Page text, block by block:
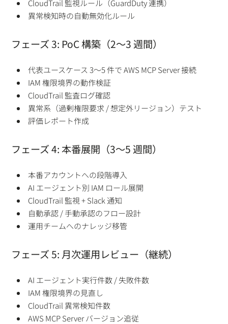
CloudTrail 監視ルール（GuardDuty 連携）
異常検知時の自動無効化ルール
フェーズ 3: PoC 構築（2〜3 週間）
代表ユースケース 3〜5 件で AWS MCP Server 接続
IAM 権限境界の動作検証
CloudTrail 監査ログ確認
異常系（過剰権限要求 / 想定外リージョン）テスト
評価レポート作成
フェーズ 4: 本番展開（3〜5 週間）
本番アカウントへの段階導入
AI エージェント別 IAM ロール展開
CloudTrail 監視 + Slack 通知
自動承認 / 手動承認のフロー設計
運用チームへのナレッジ移管
フェーズ 5: 月次運用レビュー（継続）
AI エージェント実行件数 / 失敗件数
IAM 権限境界の見直し
CloudTrail 異常検知件数
AWS MCP Server バージョン追従